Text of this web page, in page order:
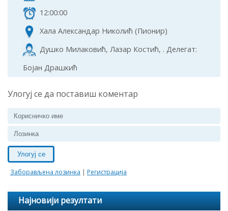
12:00:00
Хала Александар Николић (Пионир)
Душко Милаковић, Лазар Костић, . Делегат:
Бојан Драшкић
Улогуј се да поставиш коментар
Улогуј се
Заборављена лозинка | Регистрација
Најновији резултати